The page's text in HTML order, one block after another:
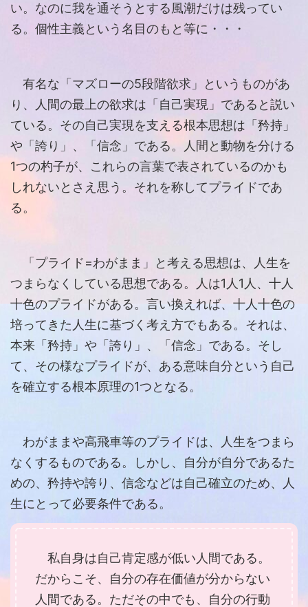
い。なのに我を通そうとする風潮だけは残ってい
る。個性主義という名目のもと等に・・・
有名な「マズローの5段階欲求」というものがあ
り、人間の最上の欲求は「自己実現」であると説い
ている。その自己実現を支える根本思想は「矜持」
や「誇り」、「信念」である。人間と動物を分ける
1つの杓子が、これらの言葉で表されているのかも
しれないとさえ思う。それを称してプライドであ
る。
「プライド=わがまま」と考える思想は、人生を
つまらなくしている思想である。人は1人1人、十人
十色のプライドがある。言い換えれば、十人十色の
培ってきた人生に基づく考え方でもある。それは、
本来「矜持」や「誇り」、「信念」である。そし
て、その様なプライドが、ある意味自分という自己
を確立する根本原理の1つとなる。
わがままや高飛車等のプライドは、人生をつまら
なくするものである。しかし、自分が自分であるた
めの、矜持や誇り、信念などは自己確立のため、人
生にとって必要条件である。
私自身は自己肯定感が低い人間である。
だからこそ、自分の存在価値が分からない
人間である。ただその中でも、自分の行動